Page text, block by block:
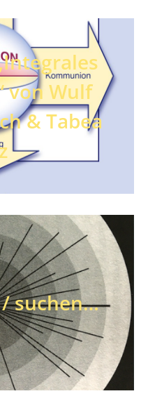
von Wulf
& Tabea
suchen…